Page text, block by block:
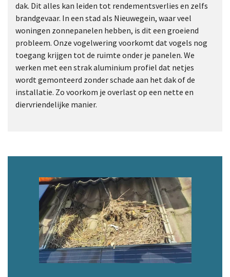
dak. Dit alles kan leiden tot rendementsverlies en zelfs
brandgevaar. In een stad als Nieuwegein, waar veel
woningen zonnepanelen hebben, is dit een groeiend
probleem. Onze vogelwering voorkomt dat vogels nog
toegang krijgen tot de ruimte onder je panelen. We
werken met een strak aluminium profiel dat netjes
wordt gemonteerd zonder schade aan het dak of de
installatie. Zo voorkom je overlast op een nette en
diervriendelijke manier.